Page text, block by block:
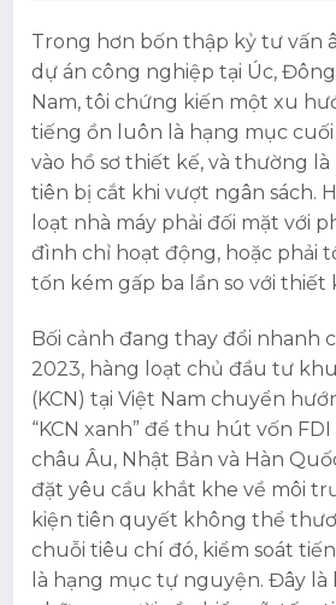
Trong hơn bốn thập kỷ tư vấn
dự án công nghiệp tại Úc, Đông
Nam, tôi chứng kiến một xu
tiếng ồn luôn là hạng mục
vào hồ sơ thiết kế, và thường
tiên bị cắt khi vượt ngân sách.
loạt nhà máy phải đối mặt với
đình chỉ hoạt động, hoặc phải
tốn kém gấp ba lần so với thiết
Bối cảnh đang thay đổi nhanh
2023, hàng loạt chủ đầu tư
(KCN) tại Việt Nam chuyển
“KCN xanh” để thu hút vốn
châu Âu, Nhật Bản và Hàn
đặt yêu cầu khắt khe về môi
kiện tiên quyết không thể
chuỗi tiêu chí đó, kiểm soát
là hạng mục tự nguyện. Đây là